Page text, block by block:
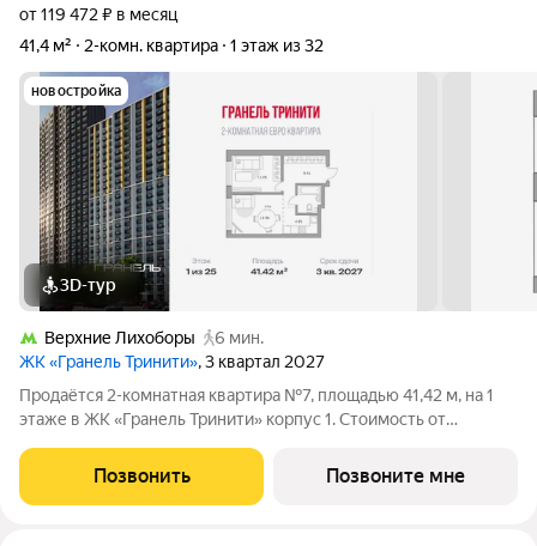
от 119 472 ₽ в месяц
41,4 м²
2-комн. квартира 1 этаж из 32
новостройка
3D-тур
Верхние Лихоборы
6 мин.
ЖК «Гранель Тринити», 3 квартал 2027
Продаётся 2-комнатная квартира №7, площадью 41,42 м, на 1
этаже в ЖК «Гранель Тринити» корпус 1. Стоимость от
односторонняя, окна во двор. Жилой квартал «Гранель
Тринити» расположен на севере Москвы, в
Позвонить Позвоните мне